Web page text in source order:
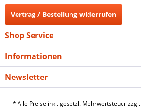
Vertrag / Bestellung widerrufen
Shop Service
Informationen
Newsletter
* Alle Preise inkl. gesetzl. Mehrwertsteuer zzgl.